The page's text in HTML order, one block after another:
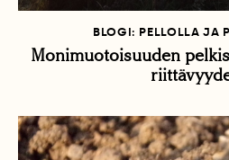
BLOGI: PELLOLLA JA
Monimuotoisuuden